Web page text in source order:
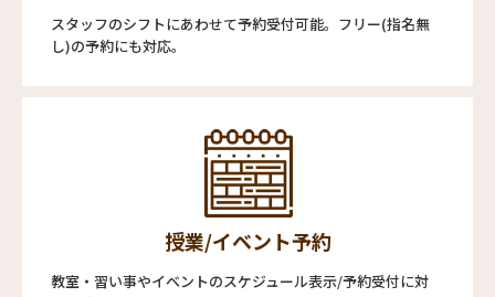
スタッフのシフトにあわせて予約受付可能。フリー(指名無
し)の予約にも対応。
授業/イベント予約
教室・習い事やイベントのスケジュール表示/予約受付に対